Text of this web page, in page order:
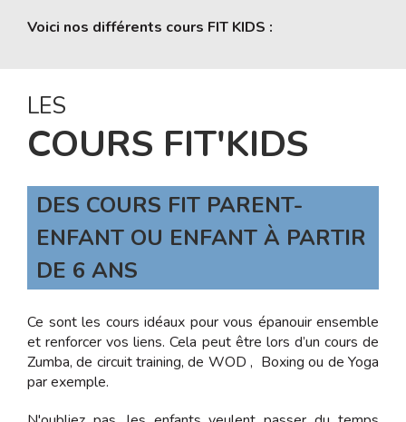
Voici nos différents cours FIT KIDS :
LES
COURS FIT'KIDS
DES COURS FIT PARENT-
ENFANT OU ENFANT À PARTIR
DE 6 ANS
Ce sont les cours idéaux pour vous épanouir ensemble
et renforcer vos liens. Cela peut être lors d’un cours de
Zumba, de circuit training, de WOD , Boxing ou de Yoga
par exemple.